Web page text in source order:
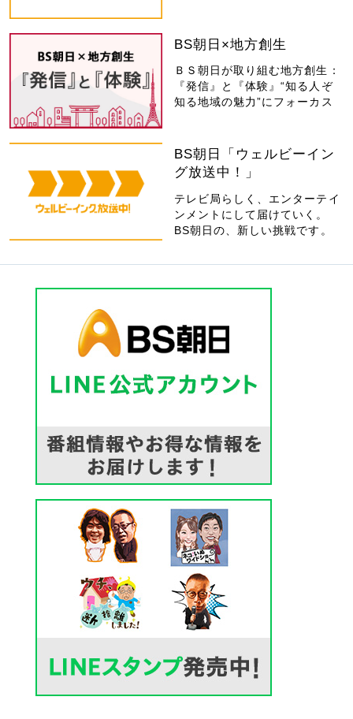
BS朝日×地方創生
ＢＳ朝日が取り組む地方創生：
『発信』と『体験』“知る人ぞ
知る地域の魅力”にフォーカス
BS朝日「ウェルビーイン
グ放送中！」
テレビ局らしく、エンターテイ
ンメントにして届けていく。
BS朝日の、新しい挑戦です。